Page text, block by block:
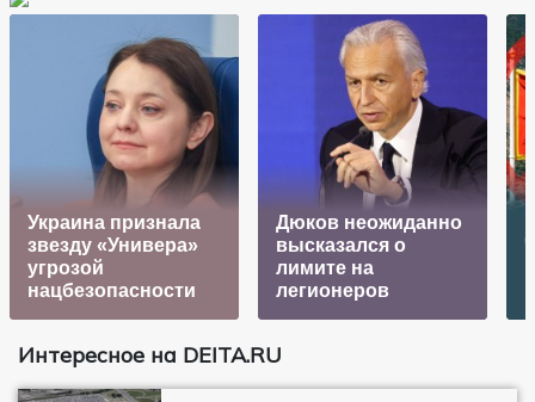
Украина признала
звезду «Универа»
угрозой
нацбезопасности
Дюков неожиданно
высказался о
лимите на
легионеров
Интересное на DEITA.RU